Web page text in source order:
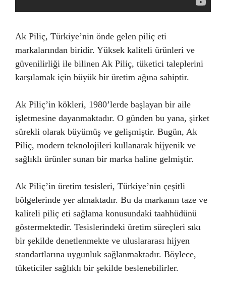
Ak Piliç, Türkiye’nin önde gelen piliç eti
markalarından biridir. Yüksek kaliteli ürünleri ve
güvenilirliği ile bilinen Ak Piliç, tüketici taleplerini
karşılamak için büyük bir üretim ağına sahiptir.
Ak Piliç’in kökleri, 1980’lerde başlayan bir aile
işletmesine dayanmaktadır. O günden bu yana, şirket
sürekli olarak büyümüş ve gelişmiştir. Bugün, Ak
Piliç, modern teknolojileri kullanarak hijyenik ve
sağlıklı ürünler sunan bir marka haline gelmiştir.
Ak Piliç’in üretim tesisleri, Türkiye’nin çeşitli
bölgelerinde yer almaktadır. Bu da markanın taze ve
kaliteli piliç eti sağlama konusundaki taahhüdünü
göstermektedir. Tesislerindeki üretim süreçleri sıkı
bir şekilde denetlenmekte ve uluslararası hijyen
standartlarına uygunluk sağlanmaktadır. Böylece,
tüketiciler sağlıklı bir şekilde beslenebilirler.